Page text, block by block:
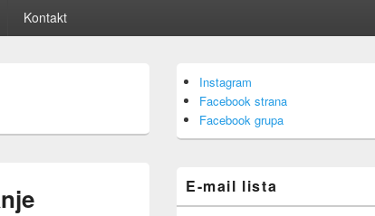
Kontakt
Sidebar
Widget
Area
Instagram
Facebook strana
Facebook grupa
E-mail lista